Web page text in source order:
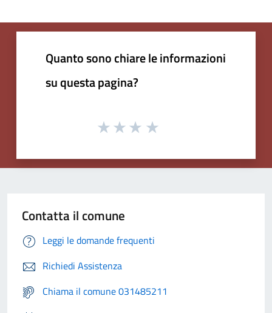
Quanto sono chiare le informazioni
su questa pagina?
Contatta il comune
Leggi le domande frequenti
Richiedi Assistenza
Chiama il comune 031485211